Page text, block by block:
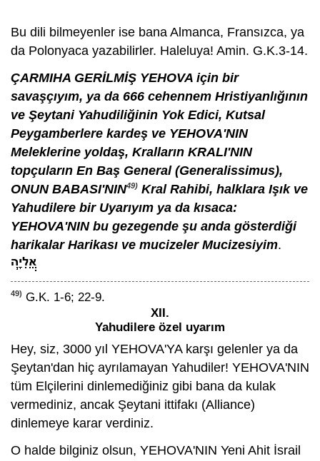
Bu dili bilmeyenler ise bana Almanca, Fransızca, ya
da Polonyaca yazabilirler. Haleluya! Amin. G.K.3-14.
ÇARMIHA GERİLMİŞ YEHOVA için bir
savaşçıyım, ya da 666 cehennem Hristiyanlığının
ve Şeytani Yahudiliğinin Yok Edici, Kutsal
Peygamberlere kardeş ve YEHOVA'NIN
Meleklerine yoldaş, Kralların KRALI'NIN
topçuların En Baş General (Generalissimus),
ONUN BABASI'NIN49) Kral Rahibi, halklara Işık ve
Yahudilere bir Uyarıyım ya da kısaca:
YEHOVA'NIN bu gezegende şu anda gösterdiği
harikalar Harikası ve mucizeler Mucizesiyim.
49) G.K. 1-6; 22-9.
XII.
Yahudilere özel uyarım
Hey, siz, 3000 yıl YEHOVA'YA karşı gelenler ya da
Şeytan'dan hiç ayrılamayan Yahudiler! YEHOVA'NIN
tüm Elçilerini dinlemediğiniz gibi bana da kulak
vermediniz, ancak Şeytani ittifakı (Alliance)
dinlemeye karar verdiniz.
O halde bilginiz olsun, YEHOVA'NIN Yeni Ahit İsrail